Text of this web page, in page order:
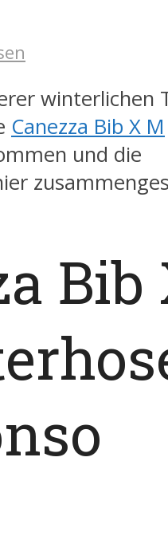
winterlichen
Canezza Bib X M
und die